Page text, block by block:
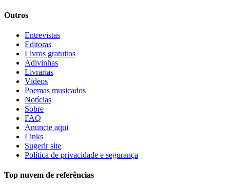
Outros
Entrevistas
Editoras
Livros gratuitos
Adivinhas
Livrarias
Vídeos
Poemas musicados
Notícias
Sobre
FAQ
Anuncie aqui
Links
Sugerir site
Política de privacidade e segurança
Top nuvem de referências